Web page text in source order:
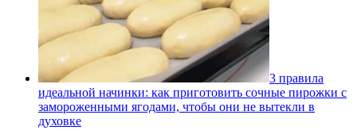
3 правила
идеальной начинки: как приготовить сочные пирожки с
замороженными ягодами, чтобы они не вытекли в
духовке